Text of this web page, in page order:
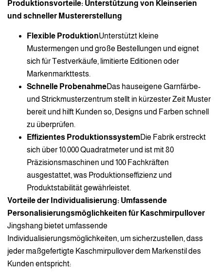
Produktionsvorteile: Unterstützung von Kleinserien
und schneller Mustererstellung
Flexible ProduktionUnterstützt kleine
Mustermengen und große Bestellungen und eignet
sich für Testverkäufe, limitierte Editionen oder
Markenmarkttests.
Schnelle ProbenahmeDas hauseigene Garnfärbe-
und Strickmusterzentrum stellt in kürzester Zeit Muster
bereit und hilft Kunden so, Designs und Farben schnell
zu überprüfen.
Effizientes ProduktionssystemDie Fabrik erstreckt
sich über 10.000 Quadratmeter und ist mit 80
Präzisionsmaschinen und 100 Fachkräften
ausgestattet, was Produktionseffizienz und
Produktstabilität gewährleistet.
Vorteile der Individualisierung: Umfassende
Personalisierungsmöglichkeiten für Kaschmirpullover
Jingshang bietet umfassende
Individualisierungsmöglichkeiten, um sicherzustellen, dass
jeder maßgefertigte Kaschmirpullover dem Markenstil des
Kunden entspricht: